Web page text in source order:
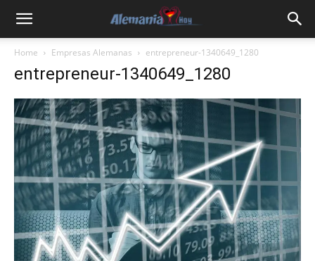
Home Empresas Alemanas entrepreneur-1340649_1280
entrepreneur-1340649_1280